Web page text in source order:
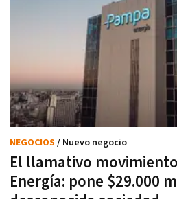
El llamativo
Energía: pone $29.000
NEGOCIOS / Nuevo negocio